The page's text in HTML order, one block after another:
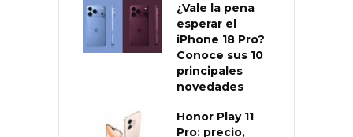
¿Vale la pena
esperar el
iPhone 18 Pro?
Conoce sus 10
principales
novedades
Honor Play 11
Pro: precio,